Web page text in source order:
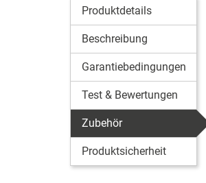
Produktdetails
Beschreibung
Garantiebedingungen
Test & Bewertungen
Zubehör
Produktsicherheit